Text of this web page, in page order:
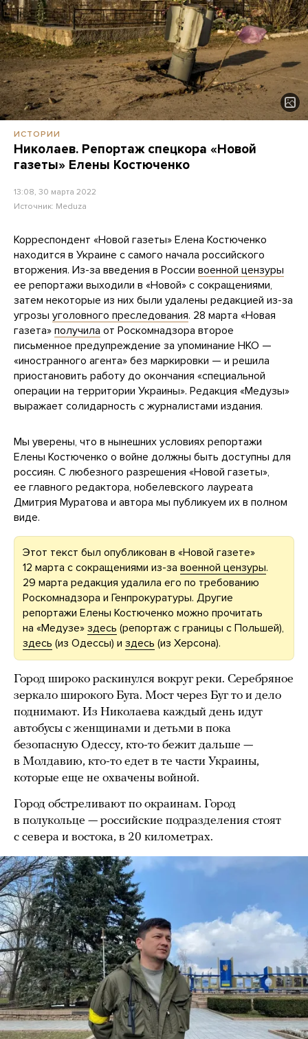
ИСТОРИИ
Николаев. Репортаж спецкора «Новой
газеты» Елены Костюченко
13:08, 30 марта 2022
Источник: Meduza
Корреспондент «Новой газеты» Елена Костюченко
находится в Украине с самого начала российского
вторжения. Из-за введения в России военной цензуры
ее репортажи выходили в «Новой» с сокращениями,
затем некоторые из них были удалены редакцией из-за
угрозы уголовного преследования. 28 марта «Новая
газета» получила от Роскомнадзора второе
письменное предупреждение за упоминание НКО —
«иностранного агента» без маркировки — и решила
приостановить работу до окончания «специальной
операции на территории Украины». Редакция «Медузы»
выражает солидарность с журналистами издания.
Мы уверены, что в нынешних условиях репортажи
Елены Костюченко о войне должны быть доступны для
россиян. С любезного разрешения «Новой газеты»,
ее главного редактора, нобелевского лауреата
Дмитрия Муратова и автора мы публикуем их в полном
виде.
Этот текст был опубликован в «Новой газете»
12 марта с сокращениями из-за военной цензуры.
29 марта редакция удалила его по требованию
Роскомнадзора и Генпрокуратуры. Другие
репортажи Елены Костюченко можно прочитать
на «Медузе» здесь (репортаж с границы с Польшей),
здесь (из Одессы) и здесь (из Херсона).
Город широко раскинулся вокруг реки. Серебряное
зеркало широкого Буга. Мост через Буг то и дело
поднимают. Из Николаева каждый день идут
автобусы с женщинами и детьми в пока
безопасную Одессу, кто-то бежит дальше —
в Молдавию, кто-то едет в те части Украины,
которые еще не охвачены войной.
Город обстреливают по окраинам. Город
в полукольце — российские подразделения стоят
с севера и востока, в 20 километрах.